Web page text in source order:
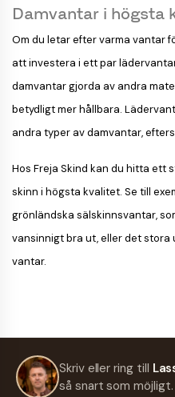
Damvantar i högsta
Om du letar efter varma vantar
att investera i ett par
damvantar gjorda av andra
betydligt mer hållbara.
andra typer av damvantar,
Hos Freja Skind kan du hitta ett
skinn i högsta kvalitet. Se till
grönländska sälskinnsvantar,
vansinnigt bra ut, eller det stora
vantar.
Skriv eller ring till
så snart som möjligt.